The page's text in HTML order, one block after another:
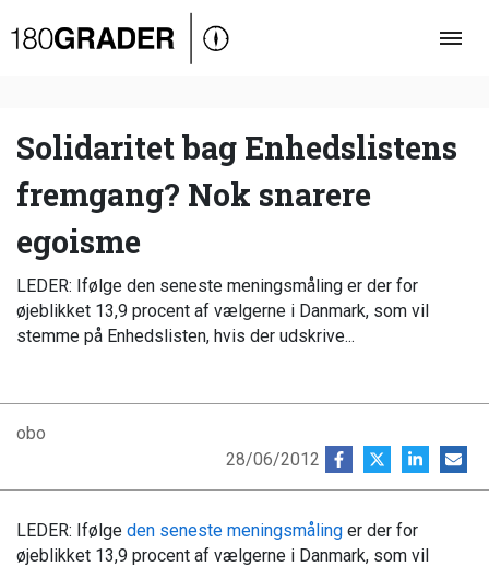
Oversigt
Debat
Video
Podcast
Solidaritet bag Enhedslistens
fremgang? Nok snarere
egoisme
LEDER: Ifølge den seneste meningsmåling er der for
øjeblikket 13,9 procent af vælgerne i Danmark, som vil
stemme på Enhedslisten, hvis der udskrive...
obo
28/06/2012
LEDER: Ifølge den seneste meningsmåling er der for
øjeblikket 13,9 procent af vælgerne i Danmark, som vil